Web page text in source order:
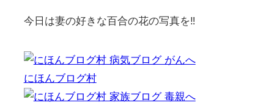
今日は妻の好きな百合の花の写真を‼️
にほんブログ村